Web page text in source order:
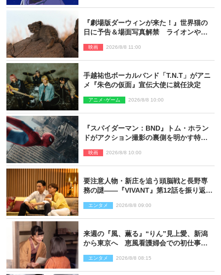
『劇場版ダーウィンが来た！』世界猫の
日に予告＆場面写真解禁 ライオンやマ
映画 2026/8/8 11:00
手越祐也ボーカルバンド「T.N.T」がアニ
メ『朱色の仮面』宣伝大使に就任決定
アニメ･ゲーム 2026/8/8 10:00
『スパイダーマン：BND』トム・ホラン
ドがアクション撮影の裏側を明かす特別
映画 2026/8/8 10:00
要注意人物・新庄を追う頭脳戦と長野専
務の謎――『VIVANT』第12話を振り返
エンタメ 2026/8/8 09:00
来週の『風、薫る』“りん”見上愛、新潟
から東京へ 恵風看護婦会での初仕事に
エンタメ 2026/8/8 08:15